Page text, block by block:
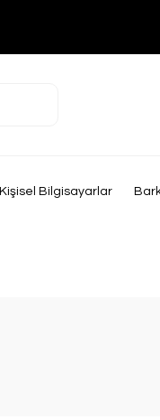
Kişisel Bilgisayarlar